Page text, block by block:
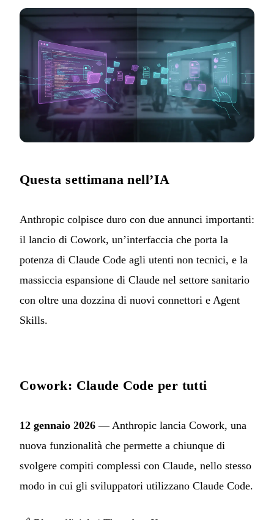
Questa settimana nell’IA
Anthropic colpisce duro con due annunci importanti:
il lancio di Cowork, un’interfaccia che porta la
potenza di Claude Code agli utenti non tecnici, e la
massiccia espansione di Claude nel settore sanitario
con oltre una dozzina di nuovi connettori e Agent
Skills.
Cowork: Claude Code per tutti
12 gennaio 2026 — Anthropic lancia Cowork, una
nuova funzionalità che permette a chiunque di
svolgere compiti complessi con Claude, nello stesso
modo in cui gli sviluppatori utilizzano Claude Code.